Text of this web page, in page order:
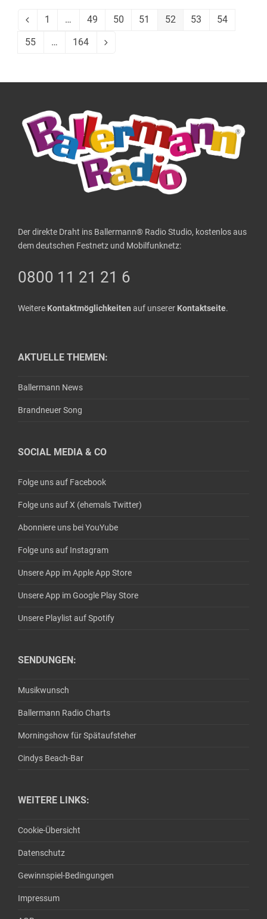
Vorheriger
Seite
1 … Seite
49 Seite
50 Seite
51 Seite
52 Seite
53 Seite
54
Seite
55 … Seite
164 Vorwärts
Der direkte Draht ins Ballermann® Radio Studio, kostenlos aus
dem deutschen Festnetz und Mobilfunknetz:
0800 11 21 21 6
Weitere Kontaktmöglichkeiten auf unserer Kontaktseite.
AKTUELLE THEMEN:
Ballermann News
Brandneuer Song
SOCIAL MEDIA & CO
Folge uns auf Facebook
Folge uns auf X (ehemals Twitter)
Abonniere uns bei YouYube
Folge uns auf Instagram
Unsere App im Apple App Store
Unsere App im Google Play Store
Unsere Playlist auf Spotify
SENDUNGEN:
Musikwunsch
Ballermann Radio Charts
Morningshow für Spätaufsteher
Cindys Beach-Bar
WEITERE LINKS:
Cookie-Übersicht
Datenschutz
Gewinnspiel-Bedingungen
Impressum